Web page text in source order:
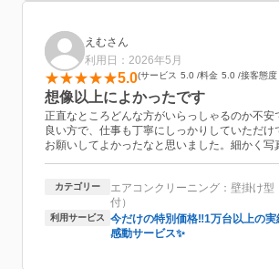
えむさん
利用日：2026年5月
5.0 サービス 5.0 料金 5.0 接客態度
想像以上によかったです
正直なところどんな方がいらっしゃるのか不安
良い方で、仕事も丁寧にしっかりしていただけ
お願いしてよかったなと思いました。細かく写
いただき、どれだけきれいになったのかがよ
だきためになりました。
カテゴリー
エアコンクリーニング：壁掛け型
付）
利用サービス
今だけの特別価格‼️1万台以上の実
感動サービス✨